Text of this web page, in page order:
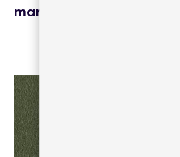
maroon oxide 16